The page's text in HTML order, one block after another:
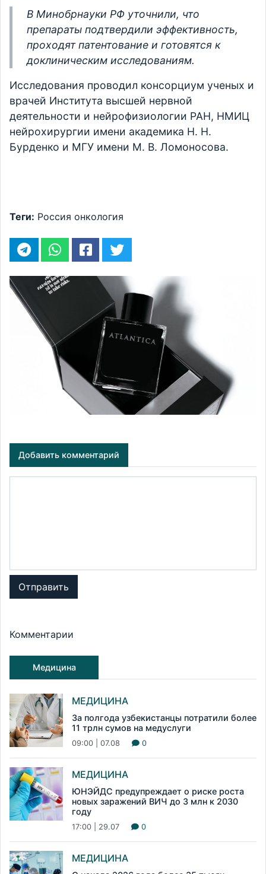
В Минобрнауки РФ уточнили, что
препараты подтвердили эффективность,
проходят патентование и готовятся к
доклиническим исследованиям.
Исследования проводил консорциум ученых и
врачей Института высшей нервной
деятельности и нейрофизиологии РАН, НМИЦ
нейрохирургии имени академика Н. Н.
Бурденко и МГУ имени М. В. Ломоносова.
Теги: Россия онкология
Добавить комментарий
Отправить
Комментарии
Медицина
МЕДИЦИНА
За полгода узбекистанцы потратили более
11 трлн сумов на медуслуги
09:00 | 07.08 0
МЕДИЦИНА
ЮНЭЙДС предупреждает о риске роста
новых заражений ВИЧ до 3 млн к 2030
году
17:00 | 29.07 0
МЕДИЦИНА